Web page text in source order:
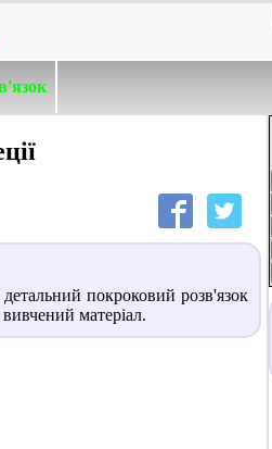
покроковий розв'язок
матеріал.